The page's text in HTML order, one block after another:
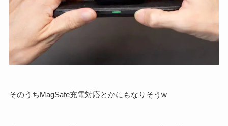
そのうちMagSafe充電対応とかにもなりそうw